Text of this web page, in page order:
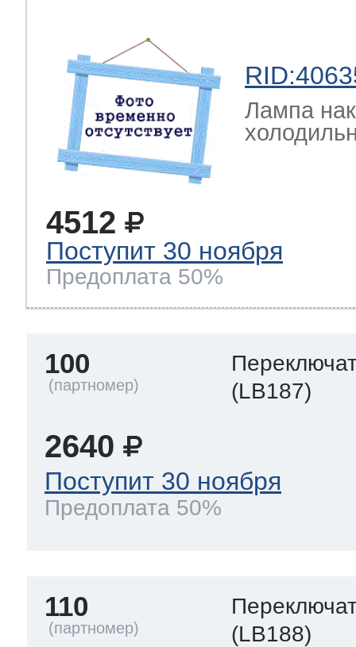
Лампа
4512
Поступит 30 ноября
Предоплата 50%
100
(LB187)
2640
Поступит 30 ноября
Предоплата 50%
110
(LB188)